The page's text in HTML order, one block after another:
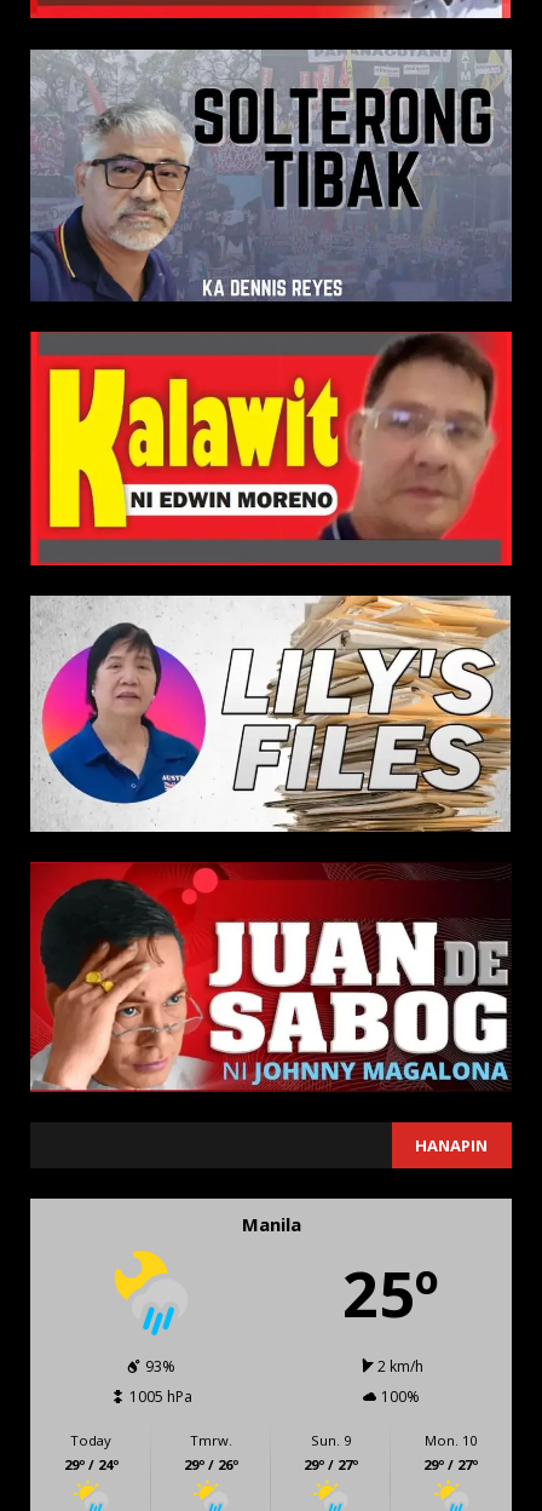
HANAPIN
Manila
25º
93%
2 km/h
1005 hPa
100%
Today
29º / 24º
Tmrw.
29º / 26º
Sun. 9
29º / 27º
Mon. 10
29º / 27º